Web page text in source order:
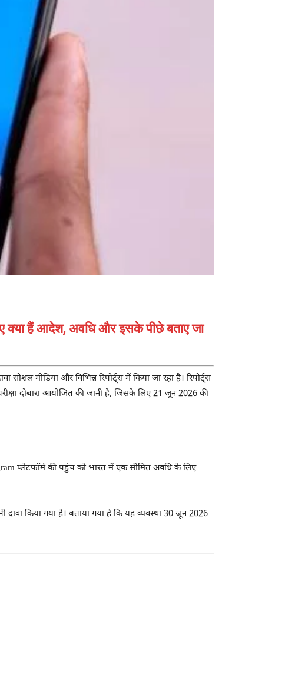
क्या हैं आदेश, अवधि और इसके पीछे बताए जा
मीडिया और विभिन्न रिपोर्ट्स में किया जा रहा है। रिपोर्ट्स
दोबारा आयोजित की जानी है, जिसके लिए 21 जून 2026 की
प्लेटफॉर्म की पहुंच को भारत में एक सीमित अवधि के लिए
किया गया है। बताया गया है कि यह व्यवस्था 30 जून 2026